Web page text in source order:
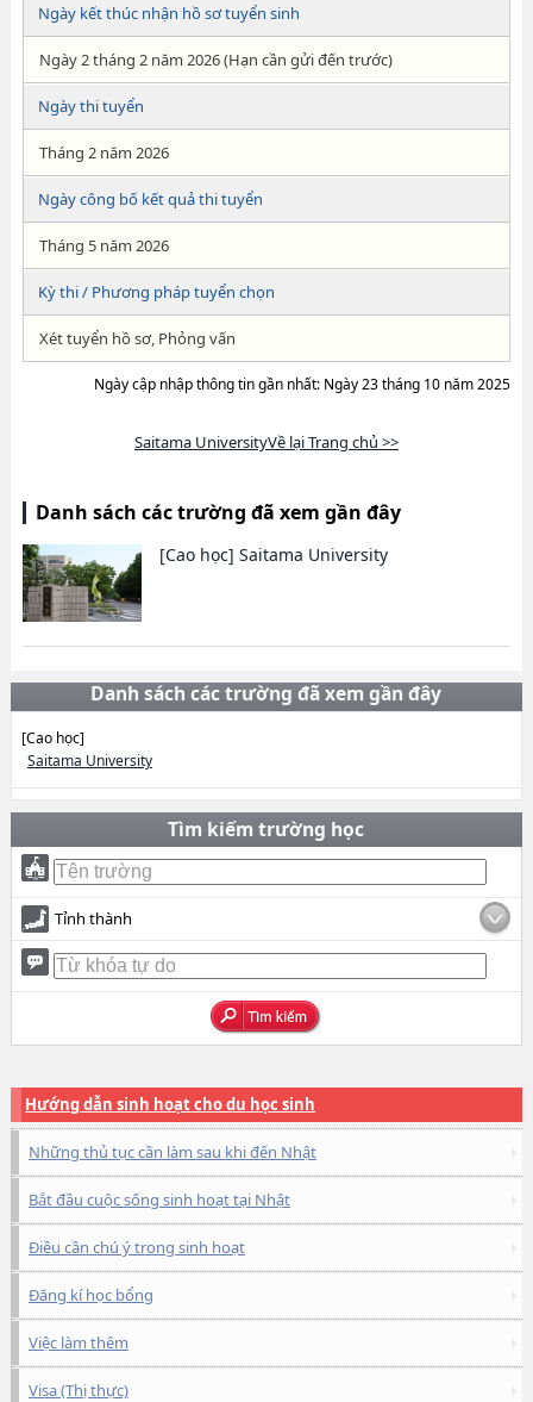
Ngày kết thúc nhận hồ sơ tuyển sinh
Ngày 2 tháng 2 năm 2026 (Hạn cần gửi đến trước)
Ngày thi tuyển
Tháng 2 năm 2026
Ngày công bố kết quả thi tuyển
Tháng 5 năm 2026
Kỳ thi / Phương pháp tuyển chọn
Xét tuyển hồ sơ, Phỏng vấn
Ngày cập nhập thông tin gần nhất: Ngày 23 tháng 10 năm 2025
Saitama UniversityVề lại Trang chủ >>
Danh sách các trường đã xem gần đây
[Cao học] Saitama University
Danh sách các trường đã xem gần đây
[Cao học]
Saitama University
Tìm kiếm trường học
Tỉnh thành
Hướng dẫn sinh hoạt cho du học sinh
Những thủ tục cần làm sau khi đến Nhật
Bắt đầu cuộc sống sinh hoạt tại Nhật
Điều cần chú ý trong sinh hoạt
Đăng kí học bổng
Việc làm thêm
Visa (Thị thực)